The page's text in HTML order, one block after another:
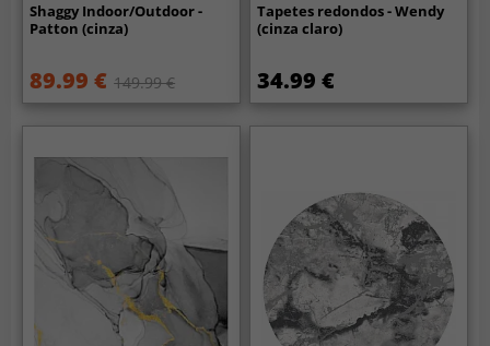
Shaggy Indoor/Outdoor -
Patton (cinza)
89.99 € 149.99 €
Tapetes redondos - Wendy
(cinza claro)
34.99 €